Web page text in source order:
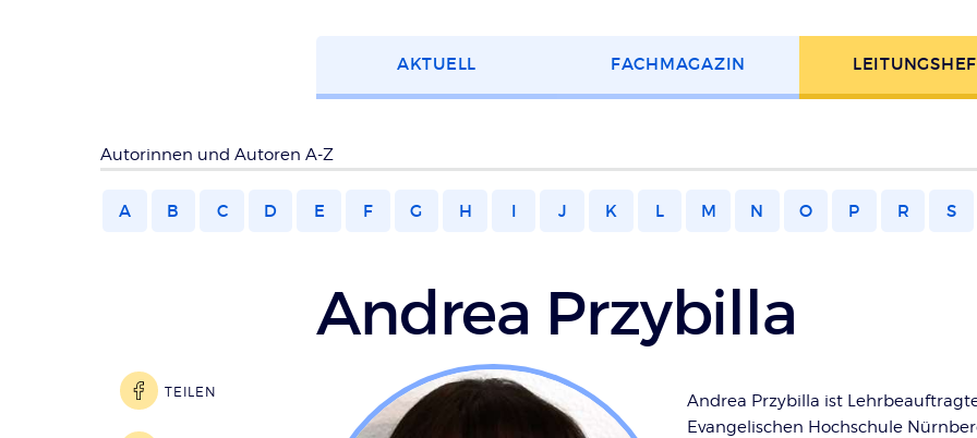
AKTUELL FACH­MAGAZIN
Autorinnen und Autoren A-Z
A B C D E F G H I J K L M N O P R S
Andrea Przybilla
Andrea Przybilla ist
Evangelischen Hochschule
TEILEN